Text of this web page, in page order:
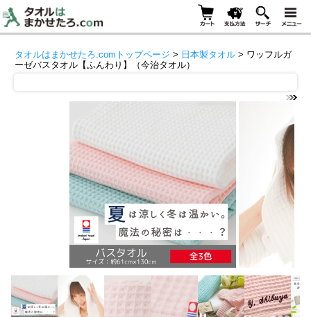
タオルはまかせたろ.comトップページ > 日本製タオル > ワッフルガ
ーゼバスタオル【ふんわり】（今治タオル）